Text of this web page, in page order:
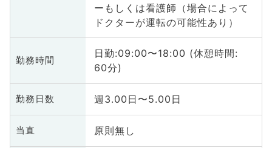
ーもしくは看護師（場合によって
ドクターが運転の可能性あり）
勤務時間
日勤:09:00〜18:00 (休憩時間:
60分)
勤務日数 週3.00日〜5.00日
当直 原則無し